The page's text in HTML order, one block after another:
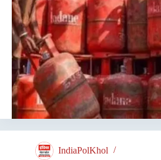
IndiaPolKhol